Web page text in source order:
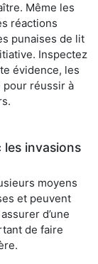
Même les
réactions
punaises de lit
Inspectez
évidence, les
pour réussir à
les invasions
moyens
et peuvent
d’une
de faire